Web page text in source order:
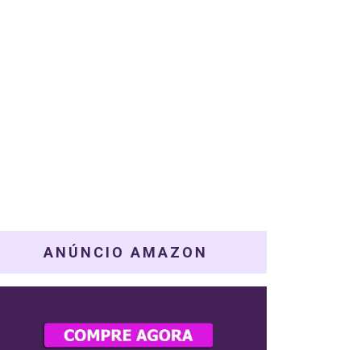
ANÚNCIO AMAZON